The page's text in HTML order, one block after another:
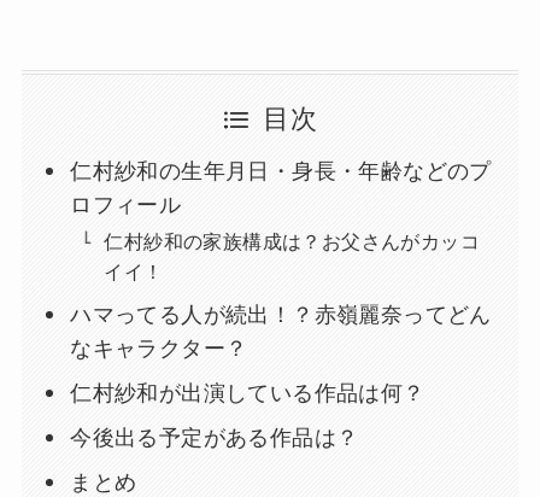
目次
仁村紗和の生年月日・身長・年齢などのプ
ロフィール
仁村紗和の家族構成は？お父さんがカッコ
イイ！
ハマってる人が続出！？赤嶺麗奈ってどん
なキャラクター？
仁村紗和が出演している作品は何？
今後出る予定がある作品は？
まとめ